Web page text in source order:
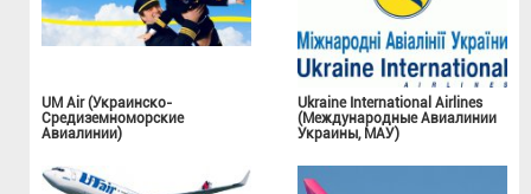
UM Air (Украинско-
Средиземноморские
Авиалинии)
Ukraine International Airlines
(Международные Авиалинии
Украины, МАУ)